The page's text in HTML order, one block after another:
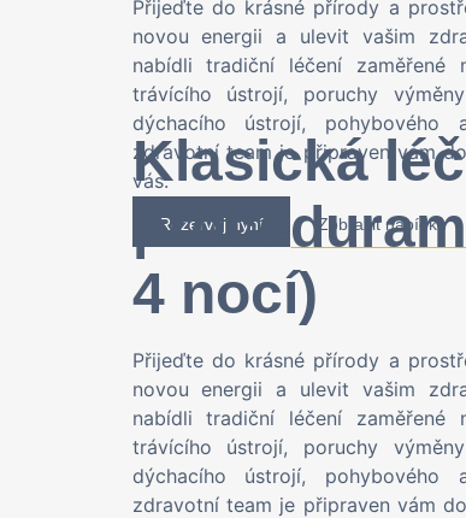
Přijeďte do krásné přírody a
novou energii a ulevit vašim
nabídli tradiční léčení zaměřené
trávícího ústrojí, poruchy
dýchacího ústrojí,
zdravotní team je připraven vám
vás.
Rezervuj nyní Zobrazit nabídku
Klasická
4 nocí)
Přijeďte do krásné přírody a
novou energii a ulevit vašim
nabídli tradiční léčení zaměřené
trávícího ústrojí, poruchy
dýchacího ústrojí,
zdravotní team je připraven vám